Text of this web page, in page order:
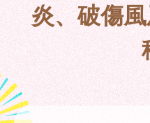
炎、破傷